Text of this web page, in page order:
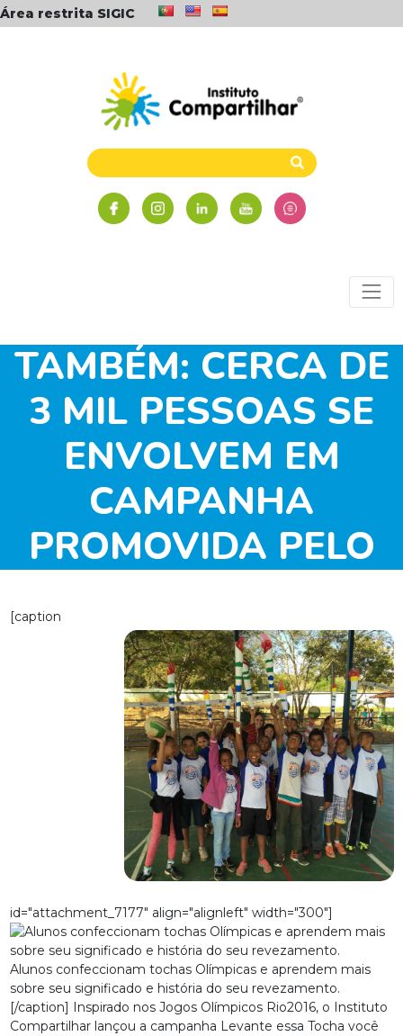
Área restrita SIGIC
TAMBÉM: CERCA DE
3 MIL PESSOAS SE
ENVOLVEM EM
CAMPANHA
PROMOVIDA PELO
COMPARTILHAR
[caption
id="attachment_7177" align="alignleft" width="300"]
Alunos confeccionam tochas Olímpicas e aprendem mais
sobre seu significado e história do seu revezamento.
[/caption] Inspirado nos Jogos Olímpicos Rio2016, o Instituto
Compartilhar lançou a campanha Levante essa Tocha você